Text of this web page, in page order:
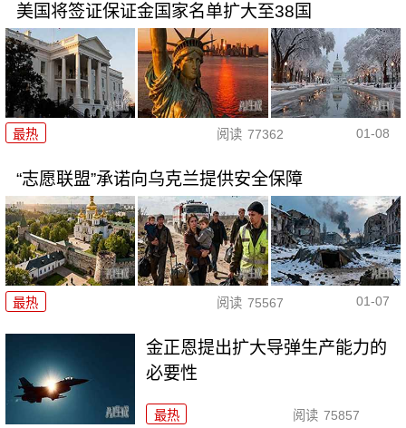
美国将签证保证金国家名单扩大至38国
最热 阅读 77362 01-08
“志愿联盟”承诺向乌克兰提供安全保障
最热 阅读 75567 01-07
金正恩提出扩大导弹生产能力的
必要性
最热 阅读 75857